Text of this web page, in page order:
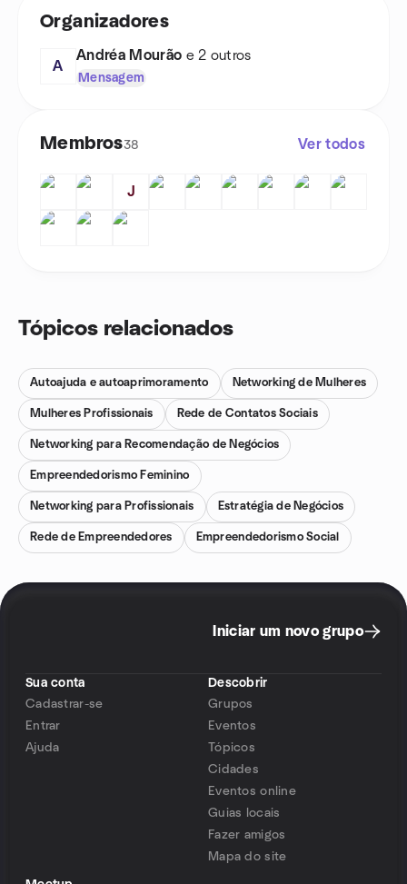
Organizadores
A
Andréa Mourão e 2 outros
Mensagem
Membros38 Ver todos
J
Tópicos relacionados
Autoajuda e autoaprimoramento Networking de Mulheres
Mulheres Profissionais Rede de Contatos Sociais
Networking para Recomendação de Negócios
Empreendedorismo Feminino
Networking para Profissionais Estratégia de Negócios
Rede de Empreendedores Empreendedorismo Social
Iniciar um novo grupo
Sua conta
Cadastrar-se
Entrar
Ajuda
Descobrir
Grupos
Eventos
Tópicos
Cidades
Eventos online
Guias locais
Fazer amigos
Mapa do site